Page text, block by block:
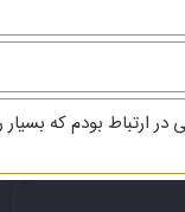
راجع به پخش و سو استفاده از صفحاتِ شخصی